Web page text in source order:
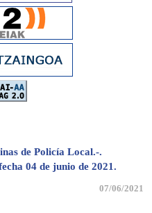
de Policía Local.-.
04 de junio de 2021.
07/06/2021